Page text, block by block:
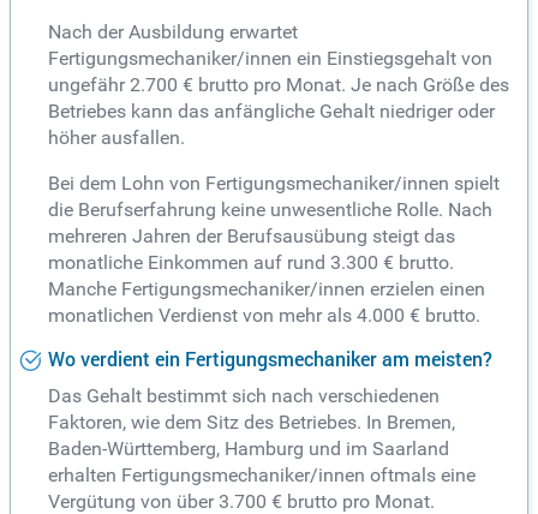
Nach der Ausbildung erwartet
Fertigungsmechaniker/innen ein Einstiegsgehalt von
ungefähr 2.700 € brutto pro Monat. Je nach Größe des
Betriebes kann das anfängliche Gehalt niedriger oder
höher ausfallen.
Bei dem Lohn von Fertigungsmechaniker/innen spielt
die Berufserfahrung keine unwesentliche Rolle. Nach
mehreren Jahren der Berufsausübung steigt das
monatliche Einkommen auf rund 3.300 € brutto.
Manche Fertigungsmechaniker/innen erzielen einen
monatlichen Verdienst von mehr als 4.000 € brutto.
Wo verdient ein Fertigungsmechaniker am meisten?
Das Gehalt bestimmt sich nach verschiedenen
Faktoren, wie dem Sitz des Betriebes. In Bremen,
Baden-Württemberg, Hamburg und im Saarland
erhalten Fertigungsmechaniker/innen oftmals eine
Vergütung von über 3.700 € brutto pro Monat.